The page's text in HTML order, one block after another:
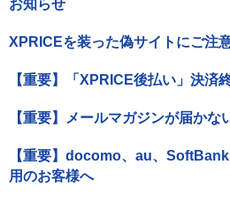
お知らせ
XPRICEを装った偽サイトにご注
【重要】「XPRICE後払い」決済
【重要】メールマガジンが届かな
【重要】docomo、au、
用のお客様へ